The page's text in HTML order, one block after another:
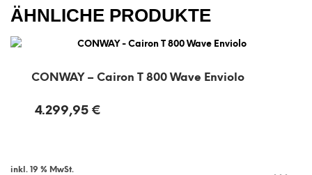
ÄHNLICHE PRODUKTE
CONWAY – Cairon T 800 Wave Enviolo
4.299,95 €
inkl. 19 % MwSt.